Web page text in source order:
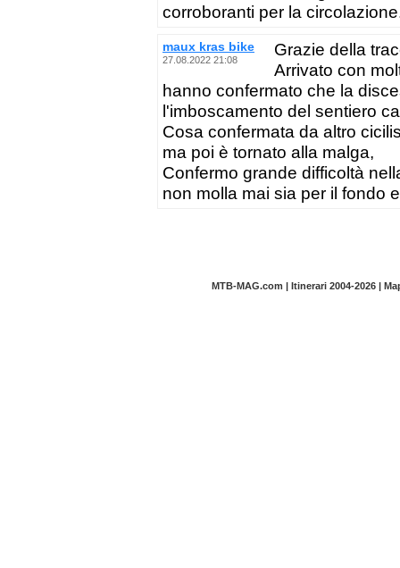
corroboranti per la
maux kras bike
27.08.2022 21:08
Grazie della
Arrivato con
hanno confermato che la
l'imboscamento del sentiero
Cosa confermata da altro
ma poi è tornato alla malga,
Confermo grande difficoltà
non molla mai sia per il fondo
MTB-MAG.com | Itinerari 2004-2026 |